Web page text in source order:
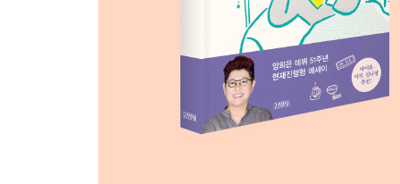
새해, 여전히 버티는 사람들
노래와 삶이 다르지 않았던 사람